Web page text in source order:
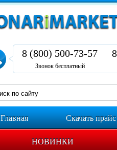
8 (800) 500-73-57
Звонок бесплатный
Главная Скачать прайс
НОВИНКИ